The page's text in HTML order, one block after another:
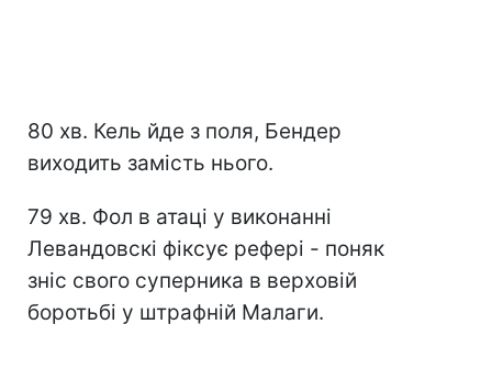
80 хв. Кель йде з поля, Бендер
виходить замість нього.
79 хв. Фол в атаці у виконанні
Левандовскі фіксує рефері - поняк
зніс свого суперника в верховій
боротьбі у штрафній Малаги.